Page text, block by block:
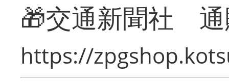
🎁交通新聞社
https://